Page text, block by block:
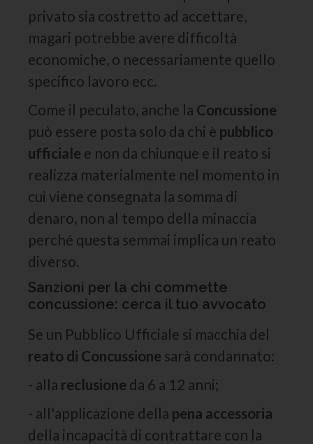
privato sia costretto ad accettare,
magari potrebbe avere difficoltà
economiche, o necessariamente quello
specifico lavoro ecc.
Come il peculato, anche la Concussione
può essere posta solo da chi è pubblico
ufficiale e non da chiunque e il reato si
realizza materialmente nel momento in
cui viene consegnata la somma di
denaro, non al tempo della minaccia
perché questa semmai implica un reato
diverso.
Sanzioni per la chi commette
concussione: cerca il tuo avvocato
Se un Pubblico Ufficiale si macchia del
reato di Concussione sarà condannato:
- alla reclusione da 6 a 12 anni;
- all'applicazione della pena accessoria
della incapacità di contrattare con la